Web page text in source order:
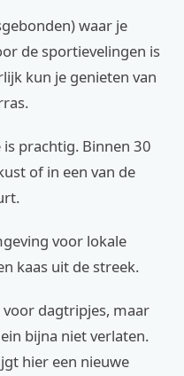
waar je
de sportievelingen is
kun je genieten van
prachtig. Binnen 30
of in een van de
voor lokale
kaas uit de streek.
voor dagtripjes, maar
bijna niet verlaten.
hier een nieuwe